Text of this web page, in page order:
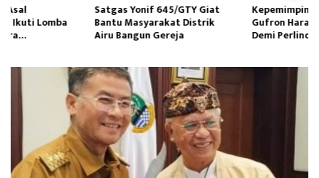
Satgas Yonif 645/GTY Giat
Bantu Masyarakat Distrik
Airu Bangun Gereja ‎
Kepemimpinan LPAI Ganti,M
Gufron Harap Kolaborasi Kuat
Demi Perlindungan Anak